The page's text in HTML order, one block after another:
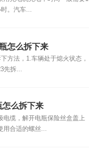
。汽车...
怎么拆下来
方法，1.车辆处于熄火状态，
先拆...
怎么拆下来
电缆，解开电瓶保险丝盒盖上
用合适的螺丝...